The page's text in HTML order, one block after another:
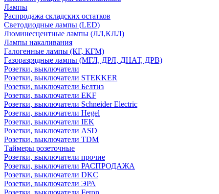
Лампы
Распродажа складских остатков
Светодиодные лампы (LED)
Люминесцентные лампы (ЛЛ,КЛЛ)
Лампы накаливания
Галогенные лампы (КГ, КГМ)
Газоразрядные лампы (МГЛ, ДРЛ, ДНАТ, ДРВ)
Розетки, выключатели
Розетки, выключатели STEKKER
Розетки, выключатели Белтиз
Розетки, выключатели EKF
Розетки, выключатели Schneider Electric
Розетки, выключатели Hegel
Розетки, выключатели IEK
Розетки, выключатели ASD
Розетки, выключатели TDM
Таймеры розеточные
Розетки, выключатели прочие
Розетки, выключатели РАСПРОДАЖА
Розетки, выключатели DKC
Розетки, выключатели ЭРА
Розетки, выключатели Feron